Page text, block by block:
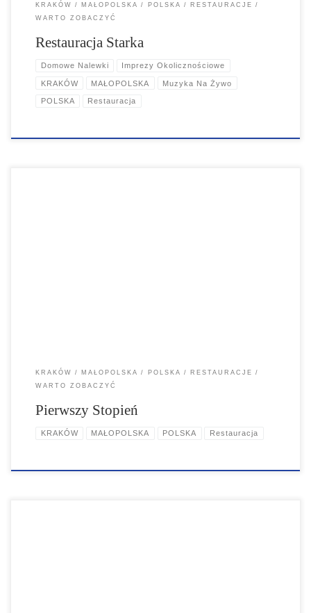
KRAKÓW MAŁOPOLSKA POLSKA
RESTAURACJE
WARTO ZOBACZYĆ
Restauracja Starka
Domowe Nalewki Imprezy Okolicznościowe
KRAKÓW MAŁOPOLSKA Muzyka Na Żywo
POLSKA Restauracja
KRAKÓW MAŁOPOLSKA POLSKA
RESTAURACJE
WARTO ZOBACZYĆ
Pierwszy Stopień
KRAKÓW MAŁOPOLSKA POLSKA Restauracja